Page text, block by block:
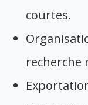
courtes.
recherche